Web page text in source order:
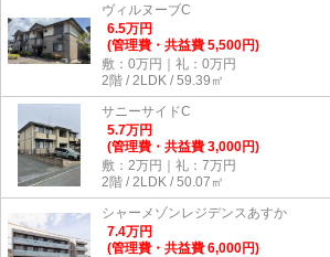
ヴィルヌーブC
6.5万円
(管理費・共益費 5,500円)
敷：0万円｜礼：0万円
2階 / 2LDK / 59.39㎡
サニーサイドC
5.7万円
(管理費・共益費 3,000円)
敷：2万円｜礼：7万円
2階 / 2LDK / 50.07㎡
シャーメゾンレジデンスあすか
7.4万円
(管理費・共益費 6,000円)